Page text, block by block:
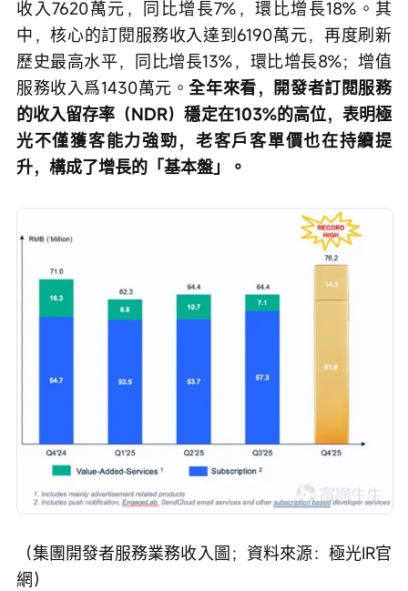
收入7620萬元，同比增長7%，環比增長18%。其
中，核心的訂閱服務收入達到6190萬元，再度刷新
歷史最高水平，同比增長13%，環比增長8%；增值
服務收入爲1430萬元。全年來看，開發者訂閱服務
的收入留存率（NDR）穩定在103%的高位，表明極
光不僅獲客能力強勁，老客戶客單價也在持續提
升，構成了增長的「基本盤」。
（集團開發者服務業務收入圖；資料來源：極光IR官
網）